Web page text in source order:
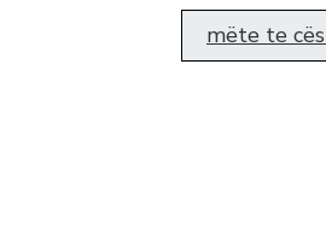
mëte te